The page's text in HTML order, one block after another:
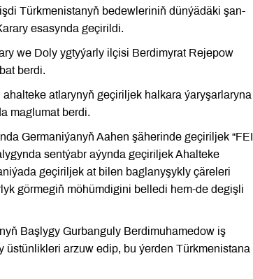
Türkmenistanyň bedewleriniň dünýädäki şan-
esasynda geçirildi.
we Doly ygtyýarly ilçisi Berdimyrat Rejepow
berdi.
atlarynyň geçiriljek halkara ýaryşarlaryna
maglumat berdi.
Germaniýanyň Aahen şäherinde geçiriljek “FEI
sentýabr aýynda geçiriljek Ahalteke
geçiriljek at bilen baglanyşykly çäreleri
görmegiň möhümdigini belledi hem-de degişli
Başlygy Gurbanguly Berdimuhamedow iş
arzuw edip, bu ýerden Türkmenistana